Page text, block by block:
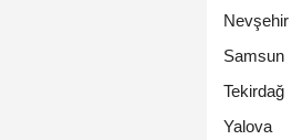
Nevşehir
Samsun
Tekirdağ
Yalova